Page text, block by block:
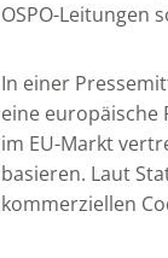
OSPO-Leitungen
In einer
eine europäische
im EU-Markt
basieren. Laut
kommerziellen